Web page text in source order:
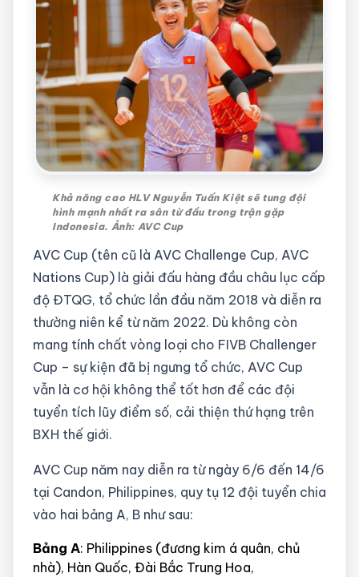
Khả năng cao HLV Nguyễn Tuấn Kiệt sẽ tung đội
hình mạnh nhất ra sân từ đầu trong trận gặp
Indonesia. Ảnh: AVC Cup
AVC Cup (tên cũ là AVC Challenge Cup, AVC
Nations Cup) là giải đấu hàng đầu châu lục cấp
độ ĐTQG, tổ chức lần đầu năm 2018 và diễn ra
thường niên kể từ năm 2022. Dù không còn
mang tính chất vòng loại cho FIVB Challenger
Cup – sự kiện đã bị ngưng tổ chức, AVC Cup
vẫn là cơ hội không thể tốt hơn để các đội
tuyển tích lũy điểm số, cải thiện thứ hạng trên
BXH thế giới.
AVC Cup năm nay diễn ra từ ngày 6/6 đến 14/6
tại Candon, Philippines, quy tụ 12 đội tuyển chia
vào hai bảng A, B như sau:
Bảng A: Philippines (đương kim á quân, chủ
nhà), Hàn Quốc, Đài Bắc Trung Hoa,